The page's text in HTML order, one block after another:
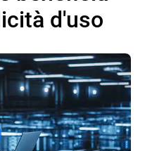
d'uso